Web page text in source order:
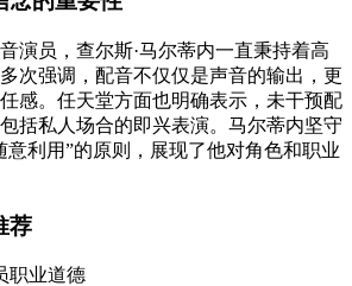
演员，查尔斯·马尔蒂内一直秉持着高
次强调，配音不仅仅是声音的输出，更
感。任天堂方面也明确表示，未干预配
括私人场合的即兴表演。马尔蒂内坚守
意利用”的原则，展现了他对角色和职业
荐
职业道德